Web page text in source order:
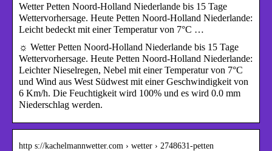
Wetter Petten Noord-Holland Niederlande bis 15 Tage
Wettervorhersage. Heute Petten Noord-Holland Niederlande:
Leicht bedeckt mit einer Temperatur von 7°C …
☼ Wetter Petten Noord-Holland Niederlande bis 15 Tage
Wettervorhersage. Heute Petten Noord-Holland Niederlande:
Leichter Nieselregen, Nebel mit einer Temperatur von 7°C
und Wind aus West Südwest mit einer Geschwindigkeit von
6 Km/h. Die Feuchtigkeit wird 100% und es wird 0.0 mm
Niederschlag werden.
http s://kachelmannwetter.com › wetter › 2748631-petten